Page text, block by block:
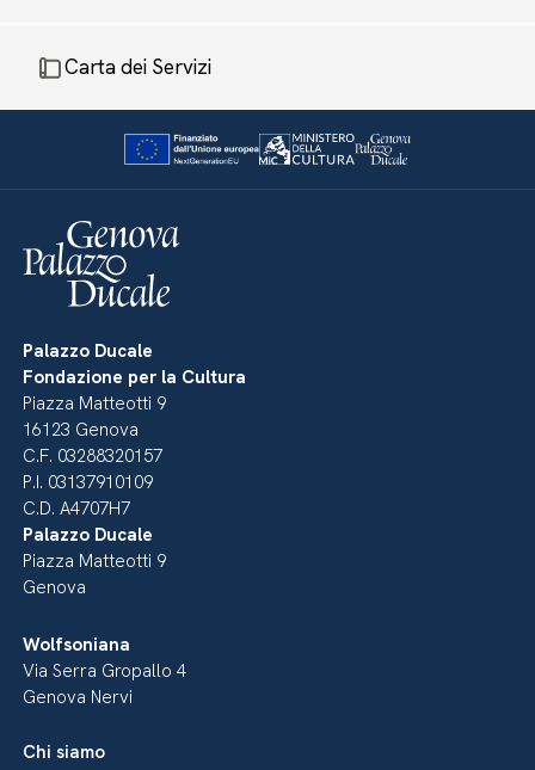
Carta dei Servizi
Palazzo Ducale
Fondazione per la Cultura
Piazza Matteotti 9
16123 Genova
C.F. 03288320157
P.I. 03137910109
C.D. A4707H7
Palazzo Ducale
Piazza Matteotti 9
Genova
Wolfsoniana
Via Serra Gropallo 4
Genova Nervi
Chi siamo